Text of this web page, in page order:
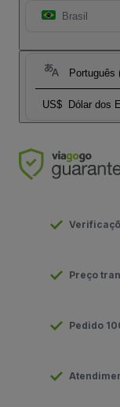
Brasil
Português
US$ Dólar dos
Preço
Pedido